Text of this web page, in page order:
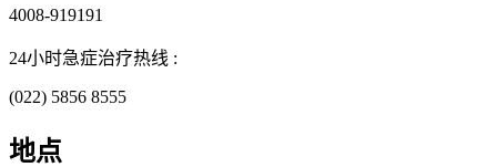
4008-919191
24小时急症治疗热线 :
(022) 5856 8555
地点